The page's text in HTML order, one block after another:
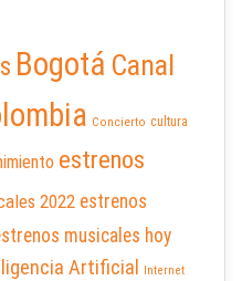
Bogotá Canal
Concierto cultura
estrenos
2022 estrenos
musicales hoy
Artificial Internet